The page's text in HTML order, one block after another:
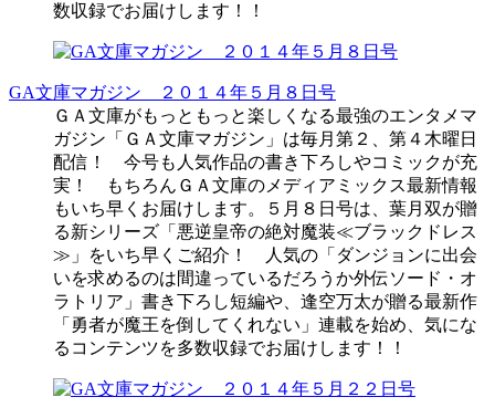
数収録でお届けします！！
GA文庫マガジン ２０１４年５月８日号
ＧＡ文庫がもっともっと楽しくなる最強のエンタメマ
ガジン「ＧＡ文庫マガジン」は毎月第２、第４木曜日
配信！ 今号も人気作品の書き下ろしやコミックが充
実！ もちろんＧＡ文庫のメディアミックス最新情報
もいち早くお届けします。５月８日号は、葉月双が贈
る新シリーズ「悪逆皇帝の絶対魔装≪ブラックドレス
≫」をいち早くご紹介！ 人気の「ダンジョンに出会
いを求めるのは間違っているだろうか外伝ソード・オ
ラトリア」書き下ろし短編や、逢空万太が贈る最新作
「勇者が魔王を倒してくれない」連載を始め、気にな
るコンテンツを多数収録でお届けします！！